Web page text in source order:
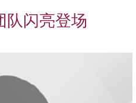
队闪亮登场